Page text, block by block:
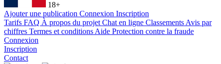
18+
Ajouter une publication Connexion Inscription
Tarifs FAQ À propos du projet Chat en ligne Classements Avis par
chiffres Termes et conditions Aide Protection contre la fraude
Connexion
Inscription
Contact